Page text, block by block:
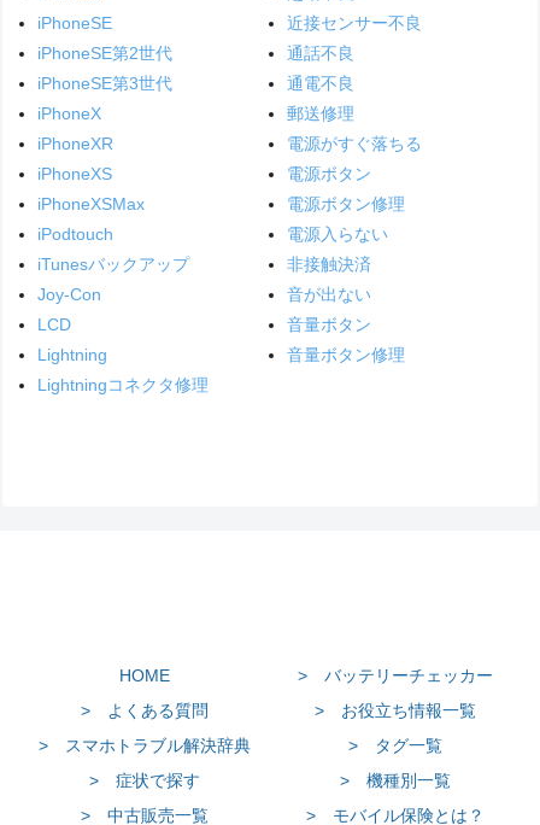
iPhoneSE
iPhoneSE第2世代
iPhoneSE第3世代
iPhoneX
iPhoneXR
iPhoneXS
iPhoneXSMax
iPodtouch
iTunesバックアップ
Joy-Con
LCD
Lightning
Lightningコネクタ修理
近接センサー不良
通話不良
通電不良
郵送修理
電源がすぐ落ちる
電源ボタン
電源ボタン修理
電源入らない
非接触決済
音が出ない
音量ボタン
音量ボタン修理
HOME
> バッテリーチェッカー
> よくある質問
> お役立ち情報一覧
> スマホトラブル解決辞典
> タグ一覧
> 症状で探す
> 機種別一覧
> 中古販売一覧
> モバイル保険とは？